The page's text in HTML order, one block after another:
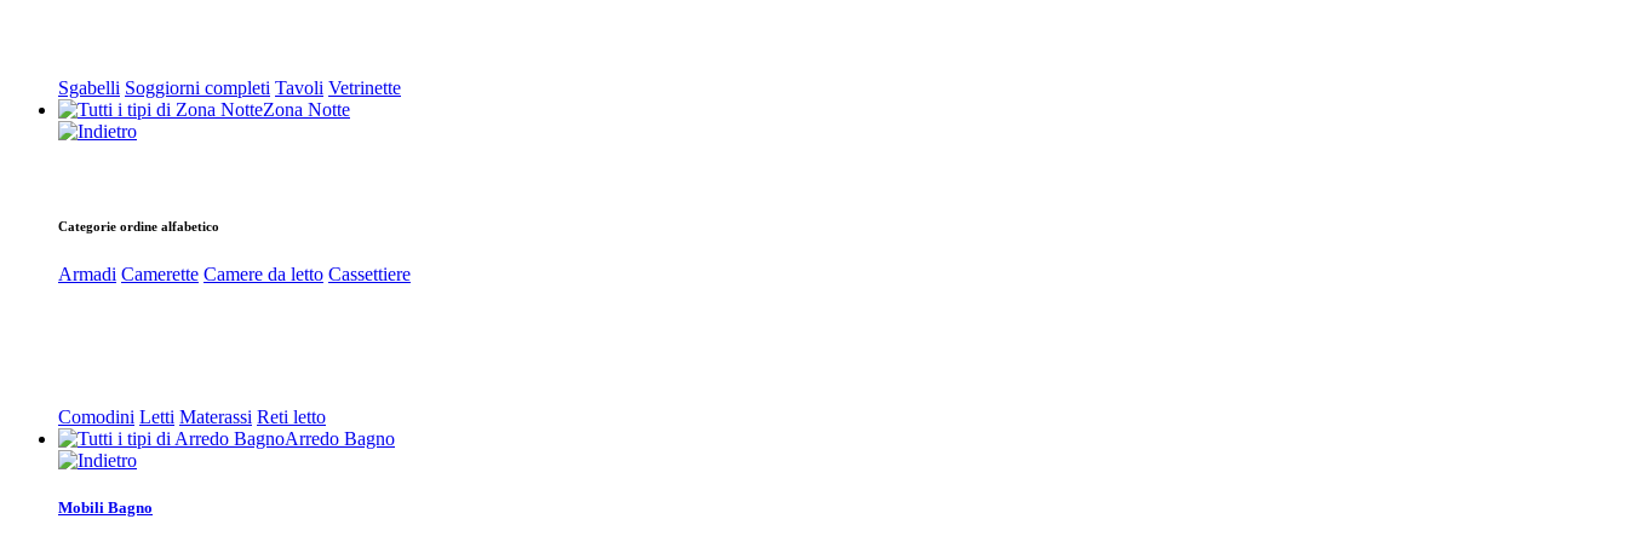
Sgabelli Soggiorni completi Tavoli Vetrinette
Zona Notte
Categorie ordine alfabetico
Armadi Camerette Camere da letto Cassettiere
Comodini Letti Materassi Reti letto
Arredo Bagno
Mobili Bagno